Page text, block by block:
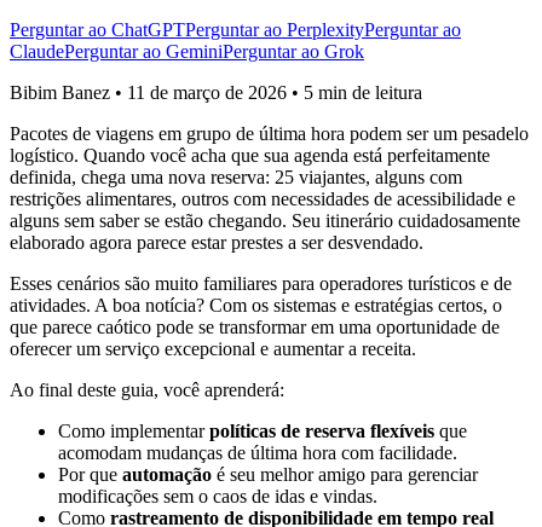
Perguntar ao ChatGPTPerguntar ao PerplexityPerguntar ao
ClaudePerguntar ao GeminiPerguntar ao Grok
Bibim Banez • 11 de março de 2026 • 5 min de leitura
Pacotes de viagens em grupo de última hora podem ser um pesadelo
logístico. Quando você acha que sua agenda está perfeitamente
definida, chega uma nova reserva: 25 viajantes, alguns com
restrições alimentares, outros com necessidades de acessibilidade e
alguns sem saber se estão chegando. Seu itinerário cuidadosamente
elaborado agora parece estar prestes a ser desvendado.
Esses cenários são muito familiares para operadores turísticos e de
atividades. A boa notícia? Com os sistemas e estratégias certos, o
que parece caótico pode se transformar em uma oportunidade de
oferecer um serviço excepcional e aumentar a receita.
Ao final deste guia, você aprenderá:
Como implementarpolíticas de reserva flexíveis que
acomodam mudanças de última hora com facilidade.
Por que automação é seu melhor amigo para gerenciar
modificações sem o caos de idas e vindas.
Como rastreamento de disponibilidade em tempo real